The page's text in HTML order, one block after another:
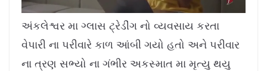
n
t
d
e
:
1
7
અંકલેશ્વર મા ગ્લાસ ટ્રેડીંગ નો વ્યવસાય કરતા
વેપારી ના પરીવારે કાળ આંબી ગયો હતો અને પરીવાર
ના ત્રણ સભ્યો ના ગંભીર અકસ્માત મા મૃત્યુ થયુ